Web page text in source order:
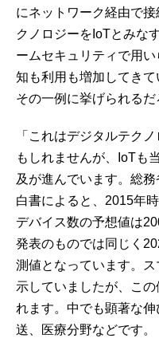
にネットワーク経由で
クノロジーをIoTとみな
ームセキュリティで用
知も利用も増加してき
その一例に挙げられるだ
「これはデジタルテク
もしれませんが、IoTも
及が進んでいます。総
白書によると、2015年
デバイス数の予想値は
発表のものでは同じく
測値となっています。
示していましたが、こ
れます。中でも顕著な
送、医療分野などです。